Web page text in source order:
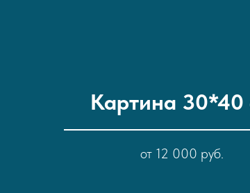
Картина 30*40
от 12 000 руб.